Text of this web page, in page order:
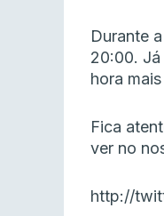
Durante
20:00. Já
hora
Fica
ver no
http://